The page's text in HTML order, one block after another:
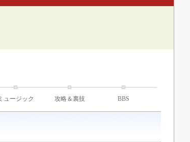
ュージック 攻略＆裏技 BBS